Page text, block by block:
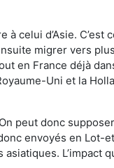
celui d’Asie.
migrer vers
en France déjà
Uni et la
peut donc
envoyés en Lot-
L’impact